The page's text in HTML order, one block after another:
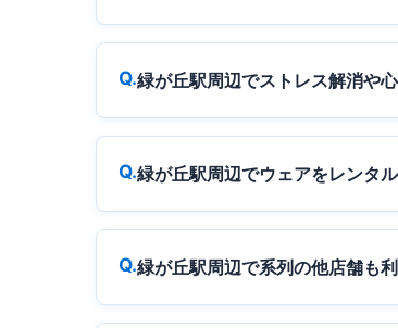
緑が丘駅周辺でストレス解消や
緑が丘駅周辺でウェアをレンタ
緑が丘駅周辺で系列の他店舗も